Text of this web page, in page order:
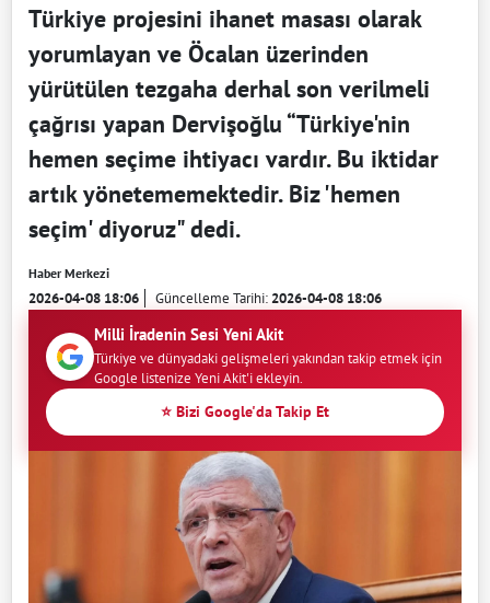
Türkiye projesini ihanet masası olarak
yorumlayan ve Öcalan üzerinden
yürütülen tezgaha derhal son verilmeli
çağrısı yapan Dervişoğlu “Türkiye'nin
hemen seçime ihtiyacı vardır. Bu iktidar
artık yönetememektedir. Biz 'hemen
seçim' diyoruz" dedi.
Haber Merkezi
2026-04-08 18:06 Güncelleme Tarihi:2026-04-08 18:06
Milli İradenin Sesi Yeni Akit
Türkiye ve dünyadaki gelişmeleri yakından takip etmek için
Google listenize Yeni Akit'i ekleyin.
⭐ Bizi Google'da Takip Et